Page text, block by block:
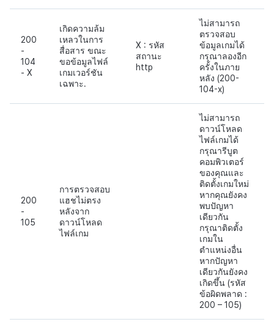
200
-
104
- X
เกิดความล้ม
เหลวในการ
สื่อสาร ขณะ
ขอข้อมูลไฟล์
เกมเวอร์ชัน
เฉพาะ.
X : รหัส
สถานะ
http
ไม่สามารถ
ตรวจสอบ
ข้อมูลเกมได้
กรุณาลองอีก
ครั้งในภาย
หลัง (200-
104-x)
200
-
105
การตรวจสอบ
แฮชไม่ตรง
หลังจาก
ดาวน์โหลด
ไฟล์เกม
ไม่สามารถ
ดาวน์โหลด
ไฟล์เกมได้
กรุณารีบูต
คอมพิวเตอร์
ของคุณและ
ติดตั้งเกมใหม่
หากคุณยังคง
พบปัญหา
เดียวกัน
กรุณาติดตั้ง
เกมใน
ตำแหน่งอื่น
หากปัญหา
เดียวกันยังคง
เกิดขึ้น (รหัส
ข้อผิดพลาด :
200 – 105)